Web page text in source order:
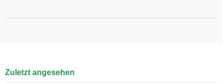
Zuletzt angesehen